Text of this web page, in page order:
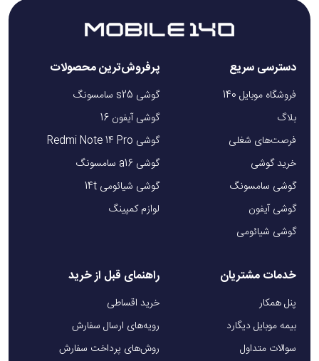
دسترسی سریع
فروشگاه موبایل 140
بلاگ
فرصت‌های شغلی
خرید گوشی
گوشی سامسونگ
گوشی آیفون
گوشی شیائومی
پرفروش‌ترین محصولات
گوشی s25 سامسونگ
گوشی آیفون 16
گوشی Redmi Note 14 Pro
گوشی a16 سامسونگ
گوشی شیائومی 14t
لوازم کمپینگ
خدمات مشتریان
پنل همکار
بیمه موبایل دیگارد
سوالات متداول
راهنمای قبل از خرید
خرید اقساطی
رویه‌های ارسال سفارش
روش‌های پرداخت سفارش